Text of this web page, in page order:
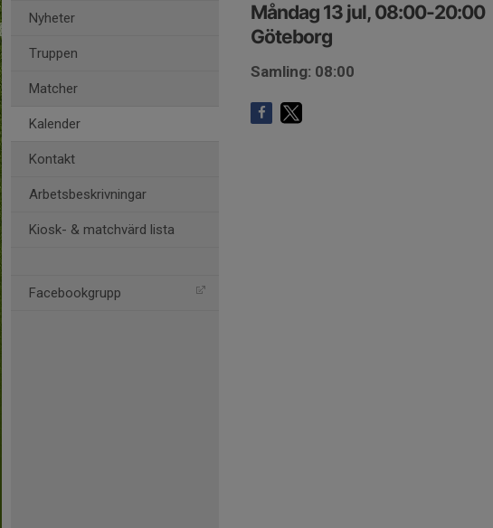
Nyheter
Truppen
Matcher
Kalender
Kontakt
Arbetsbeskrivningar
Kiosk- & matchvärd lista
Facebookgrupp
Måndag 13 jul, 08:00-20:00
Göteborg
Samling: 08:00